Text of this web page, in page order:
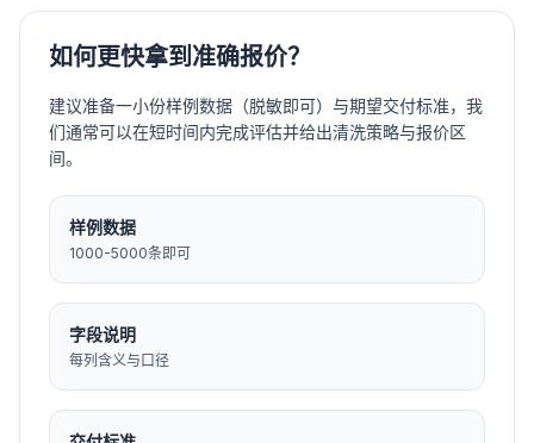
如何更快拿到准确报价？
建议准备一小份样例数据（脱敏即可）与期望交付标准，我
们通常可以在短时间内完成评估并给出清洗策略与报价区
间。
样例数据
1000-5000条即可
字段说明
每列含义与口径